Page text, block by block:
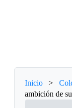
Inicio >
ambición de